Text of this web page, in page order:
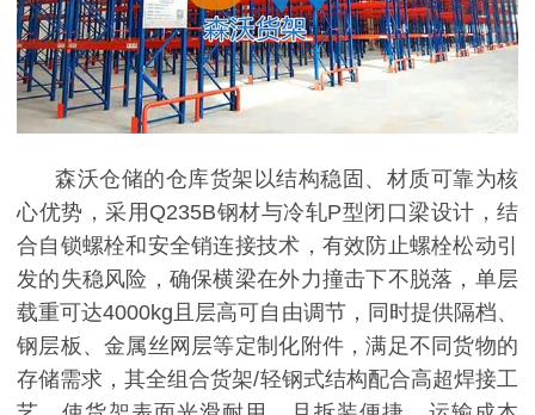
森沃仓储的仓库货架以结构稳固、材质可靠为核
心优势，采用 Q235B钢材与冷轧P型闭口梁设计，结
合自锁螺栓和安全销连接技术，有效防止螺栓松动引
发的失稳风险，确保横梁在外力撞击下不脱落，单层
载重可达4000kg且层高可自由调节，同时提供隔档、
钢层板、金属丝网层等定制化附件，满足不同货物的
存储需求，其全组合货架/轻钢式结构配合高超焊接工